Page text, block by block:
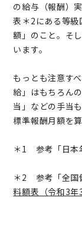
の給与（報酬）
表＊2にある等級
額」のこと。そ
います。
もっとも注意す
給」はもちろん
当」などの手当
標準報酬月額を
＊1 参考「日本
＊2 参考「全国
料額表（令和3年